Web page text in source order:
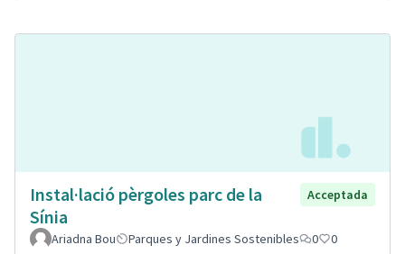
Instal·lació pèrgoles parc de la
Sínia
Acceptada
Ariadna Bou Parques y Jardines Sostenibles 0 0